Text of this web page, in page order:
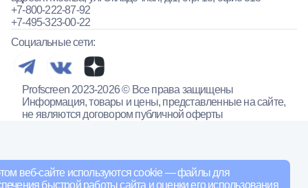
веб-сайте используются cookie — файлы для
быстрой работы сайта и оценки его использования
+7-800-222-87-92
+7-495-323-00-22
Социальные сети:
Profscreen 2023-2026 © Все права защищены
Информация, товары и цены, представленные на сайте,
не являются договором публичной оферты